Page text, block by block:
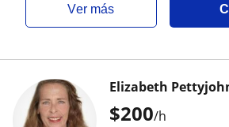
ver más
$200/h
Elizabeth